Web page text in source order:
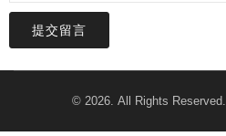
提交留言
© 2026. All Rights Reserved.